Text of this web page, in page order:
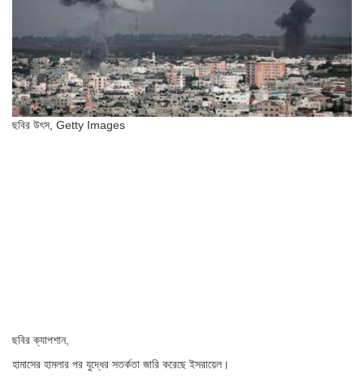
ছবির উৎস, Getty Images
ছবির ক্যাপশান,
হামাসের হামলার পর যুদ্ধের সতর্কতা জারি করেছে ইসরায়েল।